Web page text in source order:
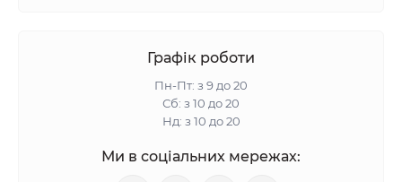
Графік роботи
Пн-Пт: з 9 до 20
Сб: з 10 до 20
Нд: з 10 до 20
Ми в соціальних мережах: